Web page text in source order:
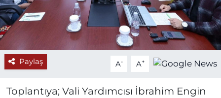
Paylaş A- A+
Toplantıya; Vali Yardımcısı İbrahim Engin